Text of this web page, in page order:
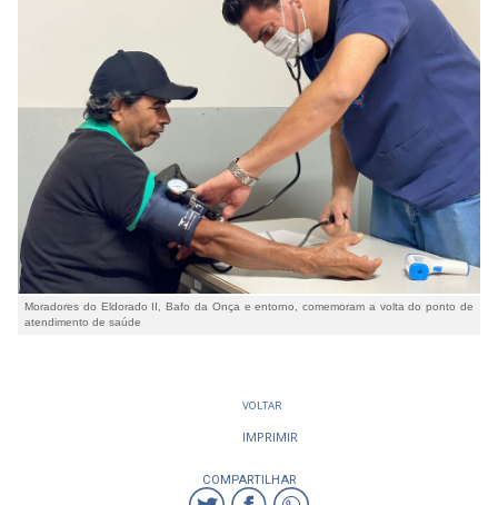
Moradores do Eldorado II, Bafo da Onça e entorno, comemoram a volta do ponto de
atendimento de saúde
VOLTAR
IMPRIMIR
COMPARTILHAR